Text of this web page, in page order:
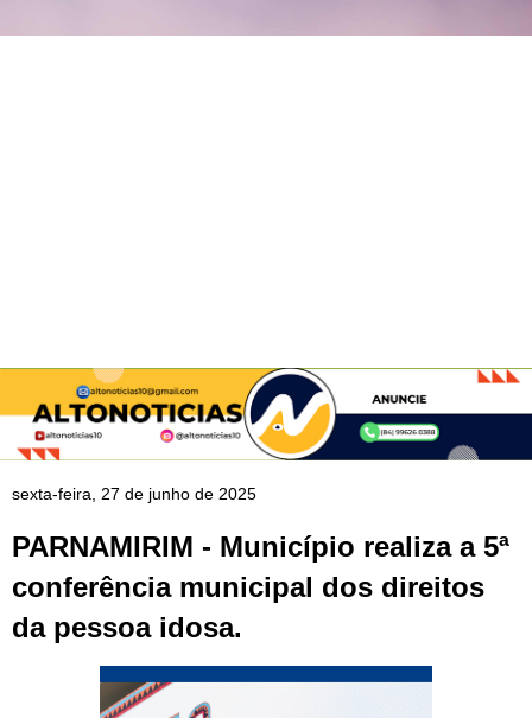
sexta-feira, 27 de junho de 2025
PARNAMIRIM - Município realiza a 5ª
conferência municipal dos direitos
da pessoa idosa.